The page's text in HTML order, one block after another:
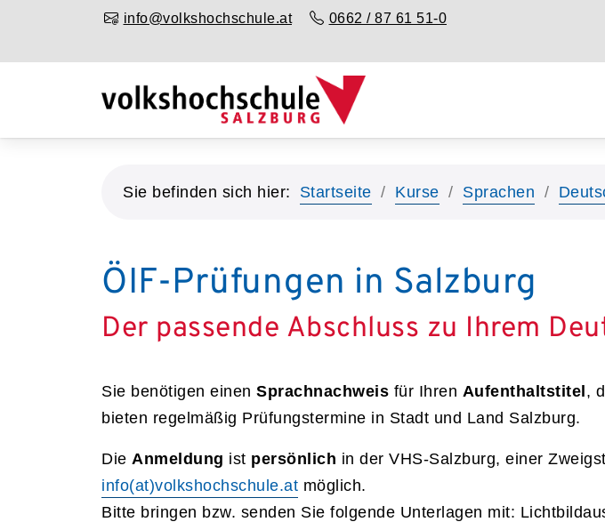
info@volkshochschule.at 0662 / 87 61 51-0
Sie befinden sich hier: Startseite Kurse Sprachen
ÖIF-Prüfungen in Salzburg
Der passende Abschluss zu Ihrem
Sie benötigen einen Sprachnachweis für Ihren Aufenthaltstitel ,
bieten regelmäßig Prüfungstermine in Stadt und Land Salzburg.
Die Anmeldung ist persönlich in der VHS-Salzburg, einer
info(at)volkshochschule.at möglich.
Bitte bringen bzw. senden Sie folgende Unterlagen mit: